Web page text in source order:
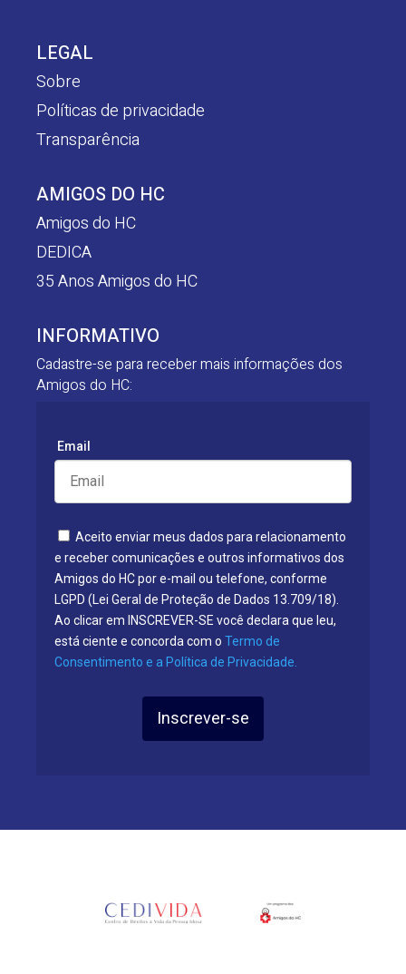
LEGAL
Sobre
Políticas de privacidade
Transparência
AMIGOS DO HC
Amigos do HC
DEDICA
35 Anos Amigos do HC
INFORMATIVO
Cadastre-se para receber mais informações dos
Amigos do HC:
Email
Aceito enviar meus dados para relacionamento
e receber comunicações e outros informativos dos
Amigos do HC por e-mail ou telefone, conforme
LGPD (Lei Geral de Proteção de Dados 13.709/18).
Ao clicar em INSCREVER-SE você declara que leu,
está ciente e concorda com o Termo de
Consentimento e a Política de Privacidade.
Inscrever-se